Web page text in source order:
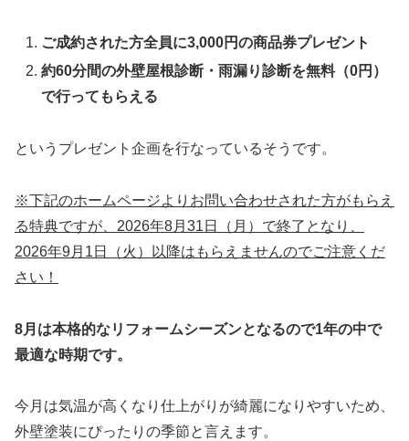
ご成約された方全員に3,000円の商品券プレゼント
約60分間の外壁屋根診断・雨漏り診断を無料（0円）
で行ってもらえる
というプレゼント企画を行なっているそうです。
※下記のホームページよりお問い合わせされた方がもらえ
る特典ですが、2026年8月31日（月）で終了となり、
2026年9月1日（火）以降はもらえませんのでご注意くだ
さい！
8月は本格的なリフォームシーズンとなるので1年の中で
最適な時期です。
今月は気温が高くなり仕上がりが綺麗になりやすいため、
外壁塗装にぴったりの季節と言えます。